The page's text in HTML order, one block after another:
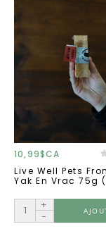
10,99$CA
Live Well Pets
Yak En Vrac 75g
+
-